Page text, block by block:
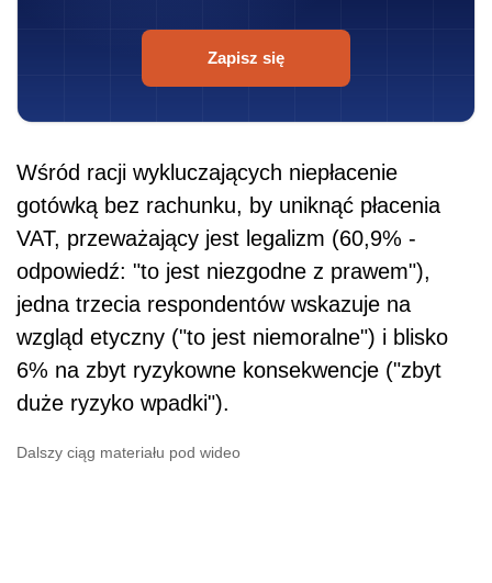
Zapisz się
Wśród racji wykluczających niepłacenie
gotówką bez rachunku, by uniknąć płacenia
VAT, przeważający jest legalizm (60,9% -
odpowiedź: "to jest niezgodne z prawem"),
jedna trzecia respondentów wskazuje na
wzgląd etyczny ("to jest niemoralne") i blisko
6% na zbyt ryzykowne konsekwencje ("zbyt
duże ryzyko wpadki").
Dalszy ciąg materiału pod wideo